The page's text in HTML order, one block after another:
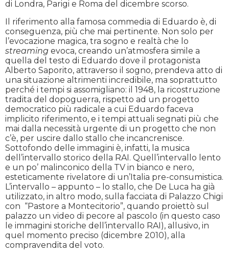
di Londra, Parigi e Roma del dicembre scorso.
Il riferimento alla famosa commedia di Eduardo è, di
conseguenza, più che mai pertinente. Non solo per
l’evocazione magica, tra sogno e realtà che lo
streaming evoca, creando un’atmosfera simile a
quella del testo di Eduardo dove il protagonista
Alberto Saporito, attraverso il sogno, prendeva atto di
una situazione altrimenti incredibile, ma soprattutto
perché i tempi si assomigliano: il 1948, la ricostruzione
tradita del dopoguerra, rispetto ad un progetto
democratico più radicale a cui Eduardo faceva
implicito riferimento, e i tempi attuali segnati più che
mai dalla necessità urgente di un progetto che non
c’è, per uscire dallo stallo che incancrenisce.
Sottofondo delle immagini è, infatti, la musica
dell’intervallo storico della RAI. Quell’intervallo lento
e un po’ malinconico della TV in bianco e nero,
esteticamente rivelatore di un’Italia pre-consumistica.
L’intervallo – appunto – lo stallo, che De Luca ha già
utilizzato, in altro modo, sulla facciata di Palazzo Chigi
con “Pastore a Montecitorio”, quando proiettò sul
palazzo un video di pecore al pascolo (in questo caso
le immagini storiche dell’intervallo RAI), allusivo, in
quel momento preciso (dicembre 2010), alla
compravendita del voto.